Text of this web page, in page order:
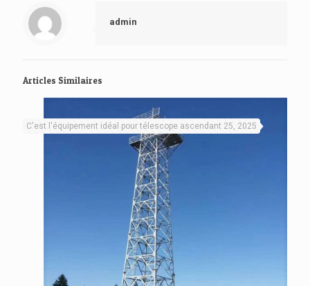
admin
Articles Similaires
C'est l'équipement idéal pour télescope ascendant 25, 2025